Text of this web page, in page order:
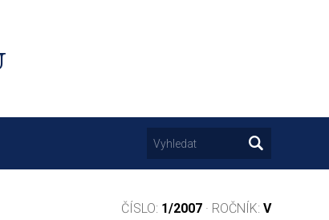
ČÍSLO: 1/2007 · ROČNÍK: V